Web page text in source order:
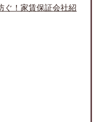
ぐ！家賃保証会社紹